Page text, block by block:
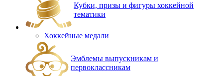
Кубки, призы и фигуры хоккейной
тематики
Хоккейные медали
Эмблемы выпускникам и
первоклассникам